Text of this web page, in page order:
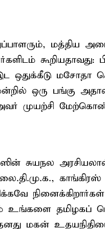
மத்திய
கூறியதாவது:
ஒதுக்கீடு மசோதா
ஒரு பங்கு
முயற்சி
சுயநல
உங்களை தமிழகப்
மகன்